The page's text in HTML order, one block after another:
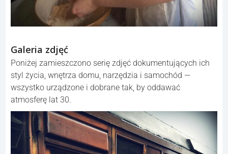
Galeria zdjęć
Poniżej zamieszczono serię zdjęć dokumentujących ich
styl życia, wnętrza domu, narzędzia i samochód —
wszystko urządzone i dobrane tak, by oddawać
atmosferę lat 30.